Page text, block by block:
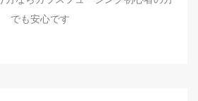
でも安心です